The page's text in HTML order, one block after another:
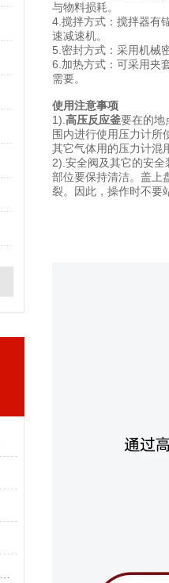
与物料损耗。
4.搅拌方式：搅拌器有
速减速机。
5.密封方式：采用机械
6.加热方式：可采用夹
需要。
使用注意事项
1). 高压反应釜要在的地
围内进行使用压力计所
其它气体用的压力计混
2).安全阀及其它的安
部位要保持清洁。盖上
裂。因此，操作时不要